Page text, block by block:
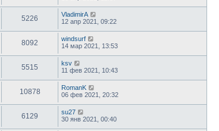
5226
VladimirA
12 апр 2021, 09:22
8092
windsurf
14 мар 2021, 13:53
5515
ksv
11 фев 2021, 10:43
10878
RomanK
06 фев 2021, 20:32
6129
su27
30 янв 2021, 00:40